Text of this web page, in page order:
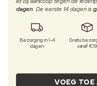
dagen. De eerste 14 dagen is
Bezorging in 1-4
dagen
Gratis
vanaf €19
VOEG